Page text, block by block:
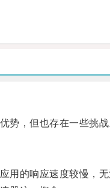
，但也存在一些挑战
的响应速度较慢，无